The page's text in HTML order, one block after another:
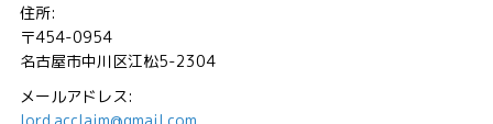
住所:
〒454-0954
名古屋市中川区江松5-2304
メールアドレス: